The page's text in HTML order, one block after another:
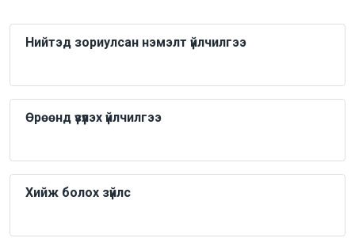
Нийтэд зориулсан нэмэлт үйлчилгээ
Өрөөнд үзүүлэх үйлчилгээ
Хийж болох зүйлс